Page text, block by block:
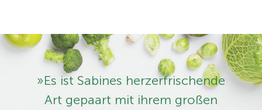
»Es ist Sabines herzerfrischende
Art ­gepaart mit ihrem großen